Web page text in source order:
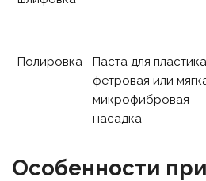
Полировка
Паста для
фетровая или
микрофибровая
насадка
Особенности